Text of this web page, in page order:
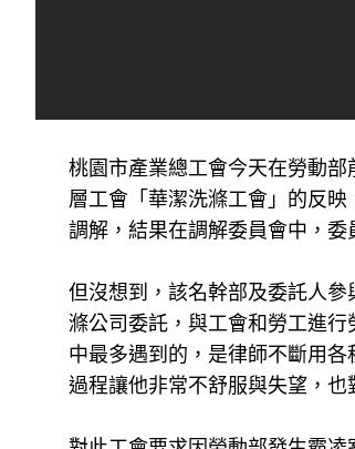
桃園市產業總工會今天在勞動
層工會「華潔洗滌工會」的反
調解，結果在調解委員會中，
但沒想到，該名幹部及委託人
滌公司委託，與工會和勞工進
中最多遇到的，是律師不斷用
過程讓他非常不舒服與失望，